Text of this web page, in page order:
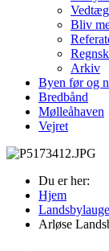
Bliv
Arkiv
Byen før og
Bredbånd
Mølleåhaven
Vejret
Du er her:
Hjem
Arløse